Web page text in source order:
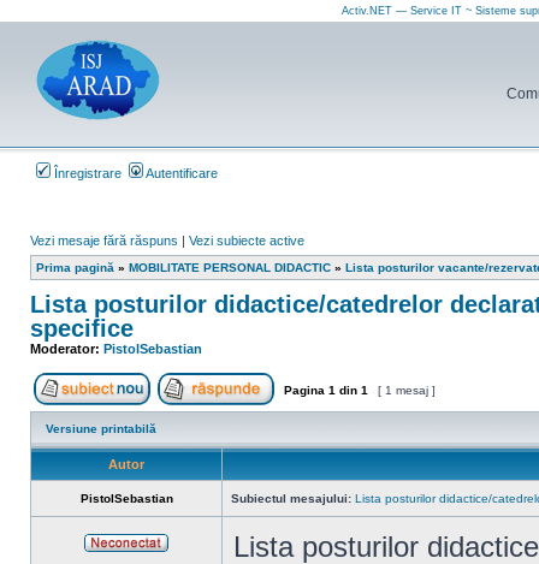
Activ.NET — Service IT ~ Sisteme
Înregistrare Autentificare
Vezi mesaje fără răspuns | Vezi subiecte active
Prima pagină » MOBILITATE PERSONAL DIDACTIC » Lista posturilor vacante/
Lista posturilor didactice/catedrelor
specifice
Moderator: PistolSebastian
Scrie un subiect nou Răspunde la subiect
Pagina 1 din 1 [ 1 mesaj ]
Versiune printabilă
Autor
PistolSebastian Subiectul mesajului: Lista posturilor didactice/
Lista posturilor